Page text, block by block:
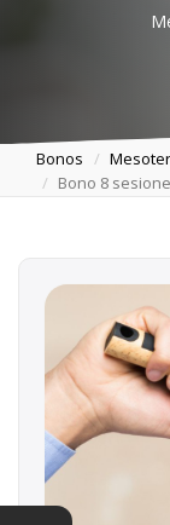
Bonos
Bono 8